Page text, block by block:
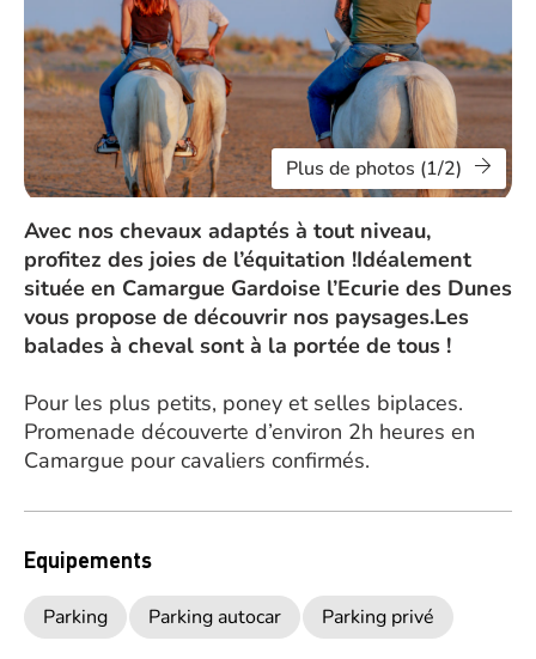
Plus de photos (1/2)
Avec nos chevaux adaptés à tout niveau,
profitez des joies de l’équitation !Idéalement
située en Camargue Gardoise l’Ecurie des Dunes
vous propose de découvrir nos paysages.Les
balades à cheval sont à la portée de tous !
Pour les plus petits, poney et selles biplaces.
Promenade découverte d’environ 2h heures en
Camargue pour cavaliers confirmés.
Equipements
Parking Parking autocar Parking privé